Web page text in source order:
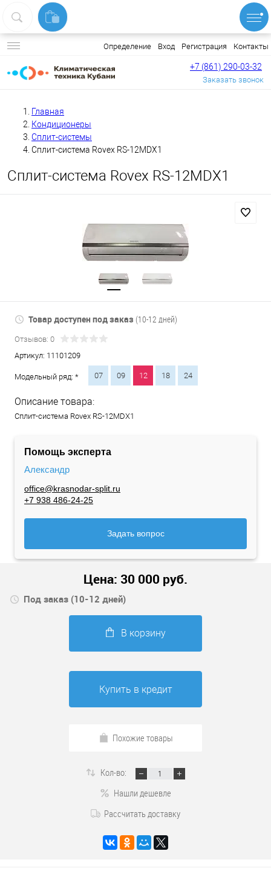
Определение Вход Регистрация Контакты
+7 (861) 290-03-32
Заказать звонок
Главная
Кондиционеры
Сплит-системы
Сплит-система Rovex RS-12MDX1
Сплит-система Rovex RS-12MDX1
Товар доступен под заказ (10-12 дней)
Отзывов: 0
Артикул: 11101209
Модельный ряд: * 07 09 12 18 24
Описание товара:
Сплит-система Rovex RS-12MDX1
Помощь эксперта
Александр
office@krasnodar-split.ru
+7 938 486-24-25
Задать вопрос
Цена: 30 000 руб.
Под заказ (10-12 дней)
В корзину
Купить в кредит
Похожие товары
Кол-во:
Нашли дешевле
Рассчитать доставку